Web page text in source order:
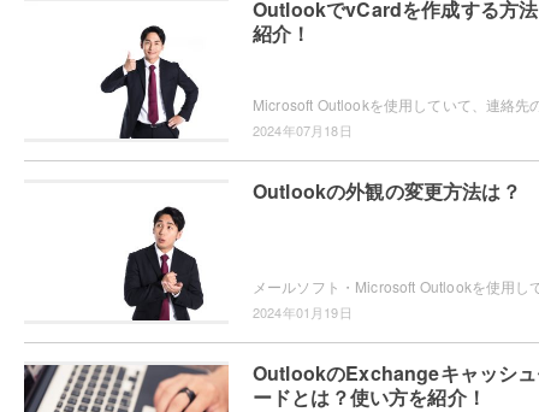
OutlookでvCardを作成する方
紹介！
2024年07月18日
Outlookの外観の変更方法は？
2024年01月19日
OutlookのExchangeキャッシ
ードとは？使い方を紹介！